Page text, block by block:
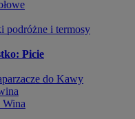
podróżne i termosy
Picie
do Kawy
Wina